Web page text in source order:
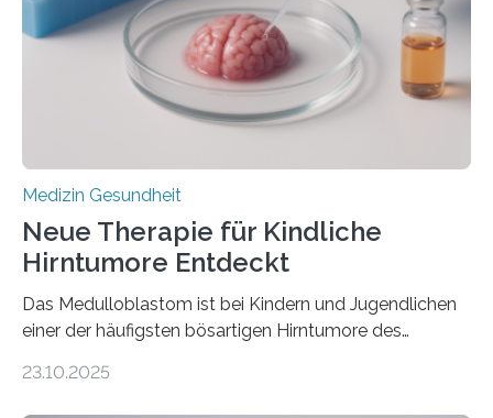
hypertrophe Kardiomyopathie (HCM) ist die häufigste
erblich bedingte Herzerkrankung. Sie führt dazu, dass
sich die linke Herzkammer verdickt, der Herzmuskel zu
stark kontrahiert…
Medizin Gesundheit
Neue Therapie für Kindliche
Hirntumore Entdeckt
Das Medulloblastom ist bei Kindern und Jugendlichen
einer der häufigsten bösartigen Hirntumore des
Betroffenen können mit heutigen Methoden geheilt
23.10.2025